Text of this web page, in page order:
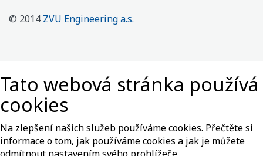
© 2014 ZVU Engineering a.s.
Tato webová stránka používá
cookies
Na zlepšení našich služeb používáme cookies. Přečtěte si
informace o tom, jak používáme cookies a jak je můžete